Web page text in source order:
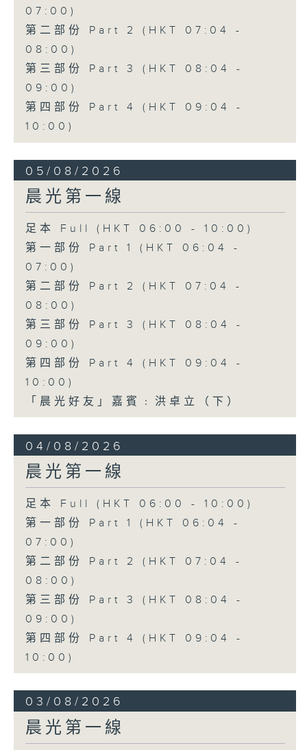
07:00)
第二部份 Part 2 (HKT 07:04 -
08:00)
第三部份 Part 3 (HKT 08:04 -
09:00)
第四部份 Part 4 (HKT 09:04 -
10:00)
05/08/2026
晨光第一線
足本 Full (HKT 06:00 - 10:00)
第一部份 Part 1 (HKT 06:04 -
07:00)
第二部份 Part 2 (HKT 07:04 -
08:00)
第三部份 Part 3 (HKT 08:04 -
09:00)
第四部份 Part 4 (HKT 09:04 -
10:00)
「晨光好友」嘉賓﹕洪卓立（下）
04/08/2026
晨光第一線
足本 Full (HKT 06:00 - 10:00)
第一部份 Part 1 (HKT 06:04 -
07:00)
第二部份 Part 2 (HKT 07:04 -
08:00)
第三部份 Part 3 (HKT 08:04 -
09:00)
第四部份 Part 4 (HKT 09:04 -
10:00)
03/08/2026
晨光第一線